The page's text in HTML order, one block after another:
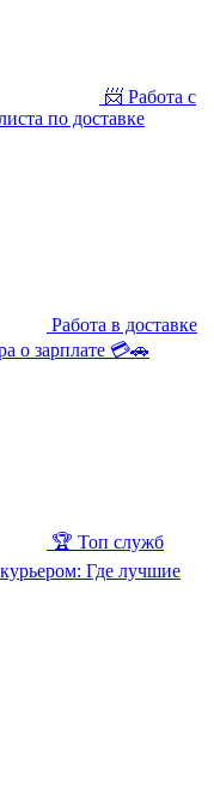
📨 Работа с
по доставке
Работа в доставке
о зарплате 💳🚗
🏆 Топ служб
Где лучшие